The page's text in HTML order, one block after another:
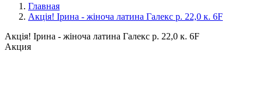
Главная
Акція! Ірина - жіноча латина Галекс р. 22,0 к. 6F
Акція! Ірина - жіноча латина Галекс р. 22,0 к. 6F
Акция